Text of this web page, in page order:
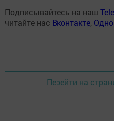
Подписывайтесь на наш
читайте нас Вконтакте,
Перейти на